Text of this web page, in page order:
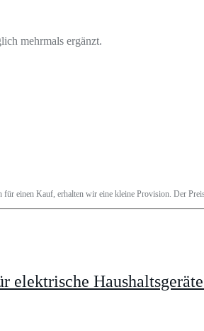
mehrmals ergänzt.
für einen Kauf, erhalten wir eine kleine Provision. Der
elektrische